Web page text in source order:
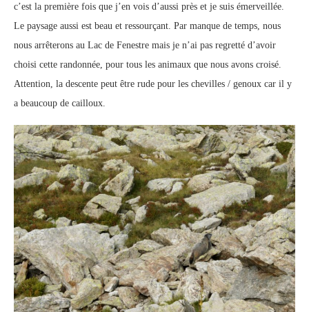
c’est la première fois que j’en vois d’aussi près et je suis émerveillée.
Le paysage aussi est beau et ressourçant. Par manque de temps, nous
nous arrêterons au Lac de Fenestre mais je n’ai pas regretté d’avoir
choisi cette randonnée, pour tous les animaux que nous avons croisé.
Attention, la descente peut être rude pour les chevilles / genoux car il y
a beaucoup de cailloux.